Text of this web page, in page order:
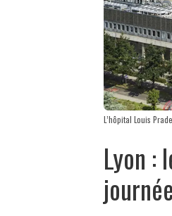
L’hôpital Louis
Lyon :